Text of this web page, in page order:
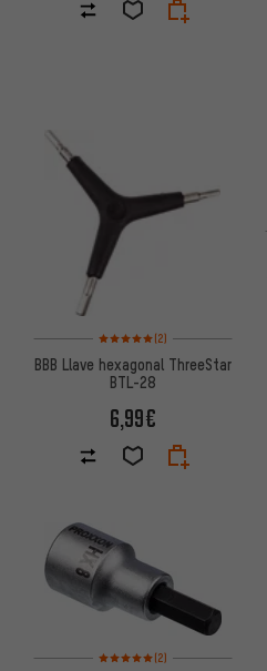
Valoración media: 5 de 5
(2)
BBB Llave hexagonal ThreeStar
BTL-28
6,99€
Valoración media: 5 de 5
(2)